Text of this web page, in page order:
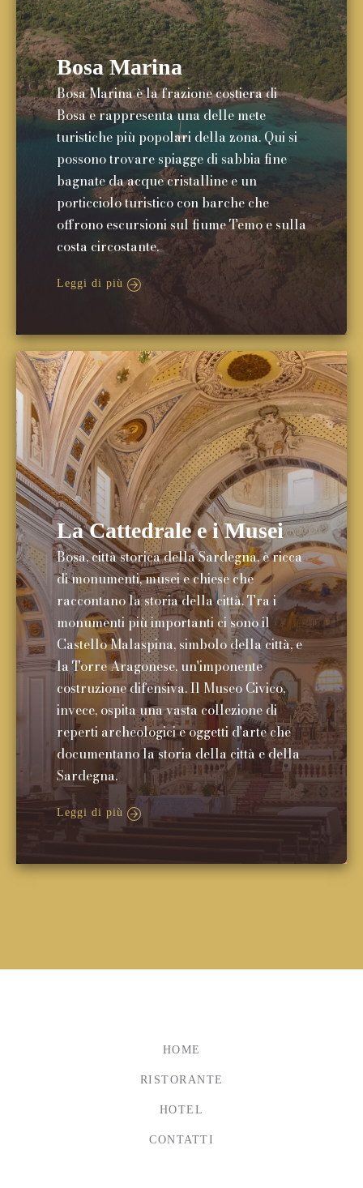
Bosa Marina
Bosa Marina è la frazione costiera di
Bosa e rappresenta una delle mete
turistiche più popolari della zona. Qui si
possono trovare spiagge di sabbia fine
bagnate da acque cristalline e un
porticciolo turistico con barche che
offrono escursioni sul fiume Temo e sulla
costa circostante.
Leggi di più
La Cattedrale e i Musei
Bosa, città storica della Sardegna, è ricca
di monumenti, musei e chiese che
raccontano la storia della città. Tra i
monumenti più importanti ci sono il
Castello Malaspina, simbolo della città, e
la Torre Aragonese, un'imponente
costruzione difensiva. Il Museo Civico,
invece, ospita una vasta collezione di
reperti archeologici e oggetti d'arte che
documentano la storia della città e della
Sardegna.
Leggi di più
HOME
RISTORANTE
HOTEL
CONTATTI